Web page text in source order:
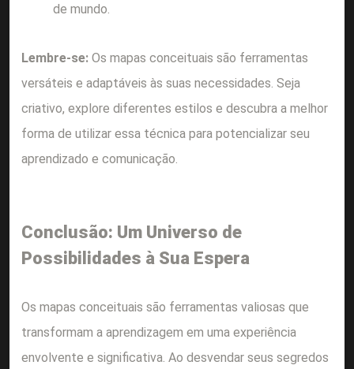
de mundo.
Lembre-se: Os mapas conceituais são ferramentas
versáteis e adaptáveis às suas necessidades. Seja
criativo, explore diferentes estilos e descubra a melhor
forma de utilizar essa técnica para potencializar seu
aprendizado e comunicação.
Conclusão: Um Universo de
Possibilidades à Sua Espera
Os mapas conceituais são ferramentas valiosas que
transformam a aprendizagem em uma experiência
envolvente e significativa. Ao desvendar seus segredos